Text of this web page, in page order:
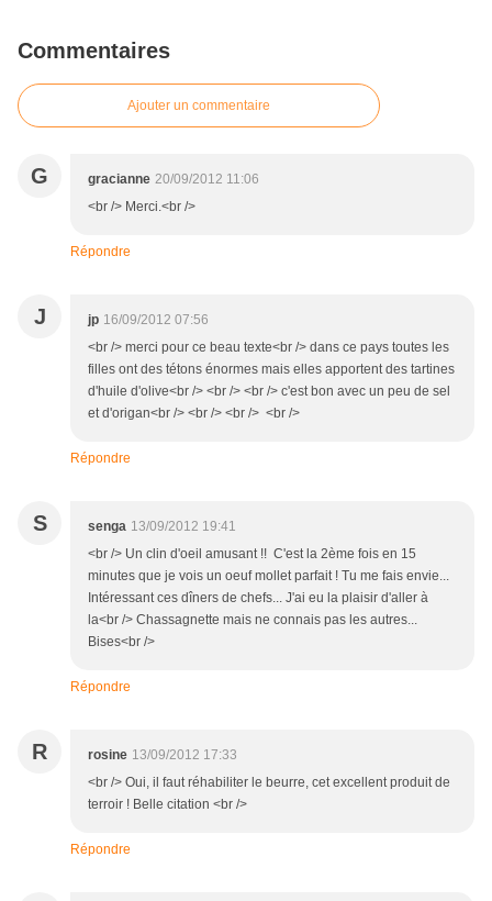
Commentaires
Ajouter un commentaire
G gracianne 20/09/2012 11:06
<br /> Merci.<br />
Répondre
J jp 16/09/2012 07:56
<br /> merci pour ce beau texte<br /> dans ce pays toutes les
filles ont des tétons énormes mais elles apportent des tartines
d'huile d'olive<br /> <br /> <br /> c'est bon avec un peu de sel
et d'origan<br /> <br /> <br /> <br />
Répondre
S senga 13/09/2012 19:41
<br /> Un clin d'oeil amusant !! C'est la 2ème fois en 15
minutes que je vois un oeuf mollet parfait ! Tu me fais envie...
Intéressant ces dîners de chefs... J'ai eu la plaisir d'aller à
la<br /> Chassagnette mais ne connais pas les autres...
Bises<br />
Répondre
R rosine 13/09/2012 17:33
<br /> Oui, il faut réhabiliter le beurre, cet excellent produit de
terroir ! Belle citation <br />
Répondre